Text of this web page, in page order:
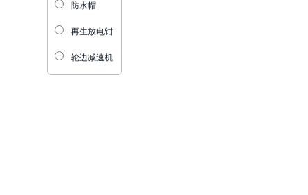
防水帽
再生放电钳
轮边减速机